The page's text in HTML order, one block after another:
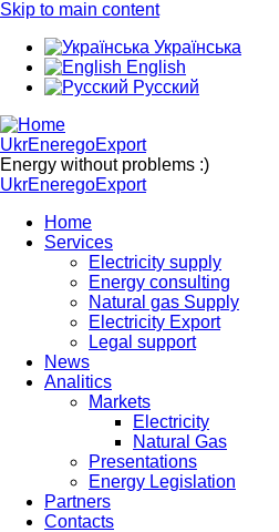
Skip to main content
Українська
English
Русский
UkrEneregoExport
Energy without problems :)
UkrEneregoExport
Home
Services
Electricity supply
Energy consulting
Natural gas Supply
Electricity Export
Legal support
News
Analitics
Markets
Electricity
Natural Gas
Presentations
Energy Legislation
Partners
Contacts